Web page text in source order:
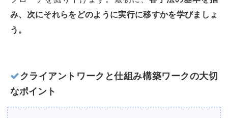
み、次にそれらをどのように実行に移すかを学びましょ
う。
クライアントワークと仕組み構築ワークの大切
なポイント